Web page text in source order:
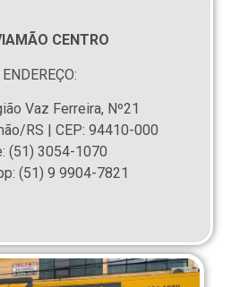
CENTRO
ENDEREÇO:
Vaz Ferreira, Nº21
RS | CEP: 94410-000
(51) 3054-1070
(51) 9 9904-7821